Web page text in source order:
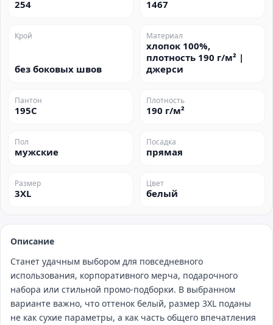
254 1467
Крой
без боковых швов
Материал
хлопок 100%,
плотность 190 г/м² |
джерси
Пантон
195C
Плотность
190 г/м²
Пол
мужские
Посадка
прямая
Размер
3XL
Цвет
белый
Описание
Станет удачным выбором для повседневного
использования, корпоративного мерча, подарочного
набора или стильной промо‑подборки. В выбранном
варианте важно, что оттенок белый, размер 3XL поданы
не как сухие параметры, а как часть общего впечатления